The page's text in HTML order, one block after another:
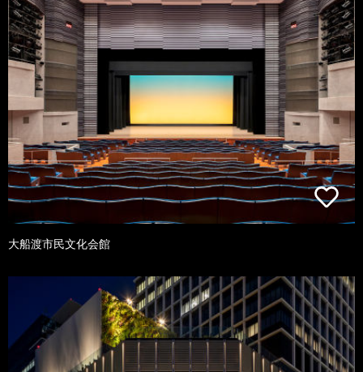
大船渡市民文化会館